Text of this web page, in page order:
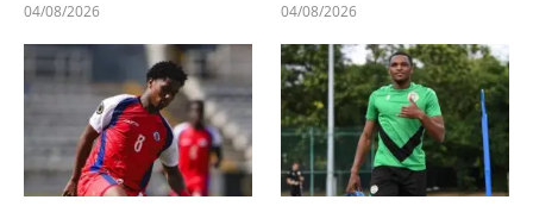
04/08/2026 04/08/2026